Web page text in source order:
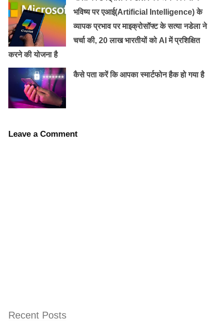
उन्होंने कहा, ‘हम इस क्षेत्र में काम करते रहेंगे कि कैसे ट्विटर पर
बातचीत को बेहतर एवं इस्तेमाल के लिए आसान बनाया जाए.’ ट्विटर
को इन दिनों फेसबुक और इंस्टाग्राम से काफी प्रतिस्पर्धा मिल रही है
और आजकल लोग संदेश (टेक्सट मेसेज) लिखने से अधिक वीडियो
और तस्वीरें साझा (शेयर) करने में रूचि रखते हैं. आगे भी समय समय
यूजर को बेहतर सुविधा उपलब्ध करवाते रहेंगे |
भविष्य पर एआई(Artificial Intelligence) के
व्यापक प्रभाव पर माइक्रोसॉफ्ट के सत्या नडेला ने
चर्चा की, 20 लाख भारतीयों को AI में प्रशिक्षित
करने की योजना है
कैसे पता करें कि आपका स्मार्टफोन हैक हो गया है
Leave a Comment
Recent Posts